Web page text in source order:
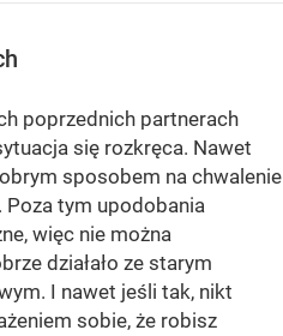
poprzednich partnerach
się rozkręca. Nawet
sposobem na chwalenie
tym upodobania
więc nie można
działało ze starym
I nawet jeśli tak, nikt
sobie, że robisz